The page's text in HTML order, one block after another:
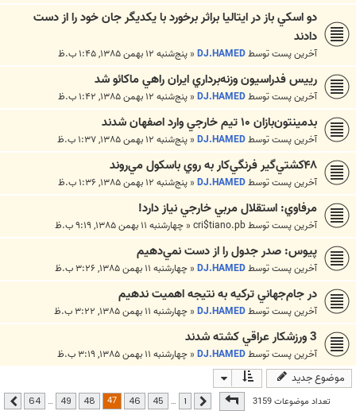
دو اسكي باز در ايتاليا براثر برخورد با يكديگر جان خود را از دست
دادند
آخرین پست توسطDJ.HAMED
« پنج‌شنبه ۱۲ بهمن ۱۳۸۵, ۱:۴۵ ب.ظ
رييس فدراسيون وزنه‌برداري ايران راهي ماكائو شد
آخرین پست توسطDJ.HAMED
« پنج‌شنبه ۱۲ بهمن ۱۳۸۵, ۱:۴۲ ب.ظ
بدمينتون‌بازان ‪ ۱۰‬تيم خارجي وارد اصفهان شدند
آخرین پست توسطDJ.HAMED
« پنج‌شنبه ۱۲ بهمن ۱۳۸۵, ۱:۳۷ ب.ظ
۴۸‬كشتي‌گير فرنگي‌كار به روي باسكول مي‌روند
آخرین پست توسطDJ.HAMED
« پنج‌شنبه ۱۲ بهمن ۱۳۸۵, ۱:۳۶ ب.ظ
مرفاوي: استقلال مربي خارجي نياز دارد!
آخرین پست توسطcri$tiano.pb
« چهارشنبه ۱۱ بهمن ۱۳۸۵, ۹:۱۹ ب.ظ
پيوس: صدر جدول را از دست نمي‌دهيم
آخرین پست توسطDJ.HAMED
« چهارشنبه ۱۱ بهمن ۱۳۸۵, ۳:۲۶ ب.ظ
در جام‌جهاني تركيه به نتيجه اهميت ندهيم
آخرین پست توسطDJ.HAMED
« چهارشنبه ۱۱ بهمن ۱۳۸۵, ۳:۲۲ ب.ظ
3 ورزشكار عراقي كشته شدند
آخرین پست توسطDJ.HAMED
« چهارشنبه ۱۱ بهمن ۱۳۸۵, ۳:۱۹ ب.ظ
موضوع جدید
تعداد موضوعات 3159صفحه47 از64 قبلی …
45
46
47
48
49
…
64 بعدی